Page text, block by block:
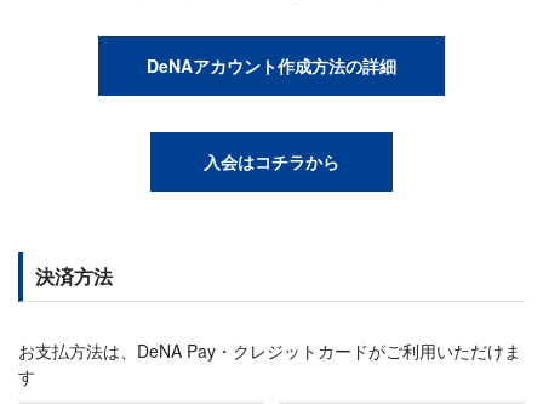
DeNAアカウント作成方法の詳細
入会はコチラから
決済方法
お支払方法は、DeNA Pay・クレジットカードがご利用いただけま
す